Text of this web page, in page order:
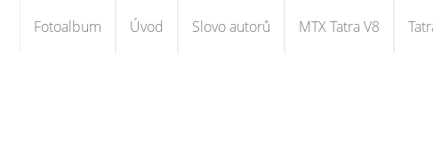
Fotoalbum Úvod Slovo autorů MTX Tatra V8